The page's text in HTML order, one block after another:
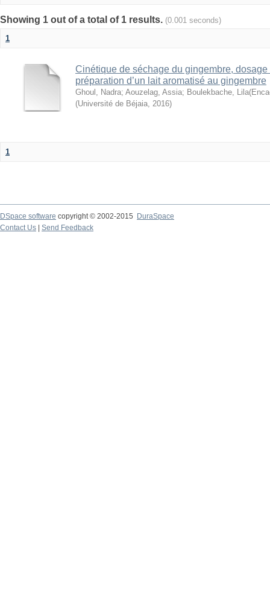
Showing 1 out of a total of 1 results. (0.001 seconds)
1
Cinétique de séchage du gingembre,
préparation d’un lait aromatisé au gingembre
Ghoul, Nadra; Aouzelag, Assia; Boulekbache,
(Université de Béjaia, 2016)
1
DSpace software copyright © 2002-2015
DuraSpace
Contact Us
Send Feedback